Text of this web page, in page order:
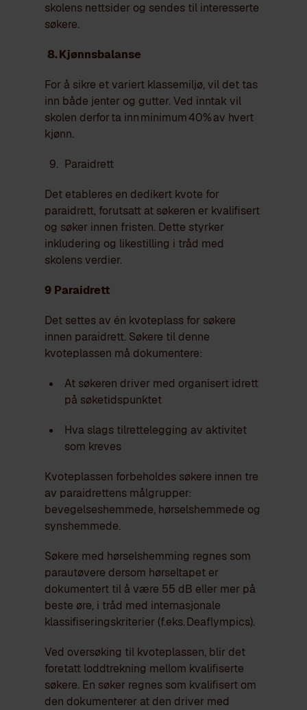
skolens nettsider og sendes til interesserte
søkere.
8. Kjønnsbalanse
For å sikre et variert klassemiljø, vil det tas
inn både jenter og gutter. Ved inntak vil
skolen derfor ta inn minimum 40% av hvert
kjønn.
Paraidrett
Det etableres en dedikert kvote for
paraidrett, forutsatt at søkeren er kvalifisert
og søker innen fristen. Dette styrker
inkludering og likestilling i tråd med
skolens verdier.
9 Paraidrett
Det settes av én kvoteplass for søkere
innen paraidrett. Søkere til denne
kvoteplassen må dokumentere:
At søkeren driver med organisert idrett
på søketidspunktet
Hva slags tilrettelegging av aktivitet
som kreves
Kvoteplassen forbeholdes søkere innen tre
av paraidrettens målgrupper:
bevegelseshemmede, hørselshemmede og
synshemmede.
Søkere med hørselshemming regnes som
parautøvere dersom hørseltapet er
dokumentert til å være 55 dB eller mer på
beste øre, i tråd med internasjonale
klassifiseringskriterier (f.eks. Deaflympics).
Ved oversøking til kvoteplassen, blir det
foretatt loddtrekning mellom kvalifiserte
søkere. En søker regnes som kvalifisert om
den dokumenterer at den driver med